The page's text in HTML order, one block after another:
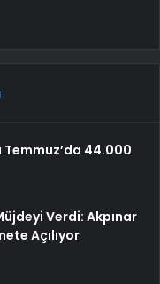
Temmuz’da 44.000
Verdi: Akpınar
Açılıyor